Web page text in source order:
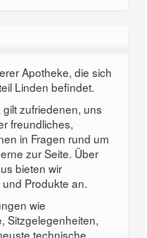
Apotheke, die sich
Linden befindet.
zufriedenen, uns
freundliches,
in Fragen rund um
zur Seite. Über
bieten wir
Produkte an.
wie
Sitzgelegenheiten,
technische